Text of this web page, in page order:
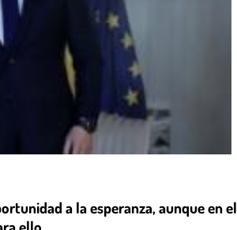
a la esperanza, aunque en el